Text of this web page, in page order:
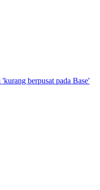
berpusat pada Base'